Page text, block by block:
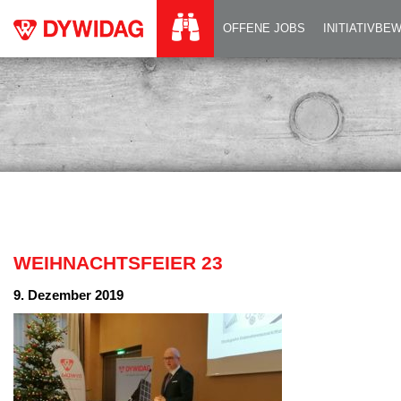
OFFENE JOBS
WEIHNACHTSFEIER 23
9. Dezember 2019